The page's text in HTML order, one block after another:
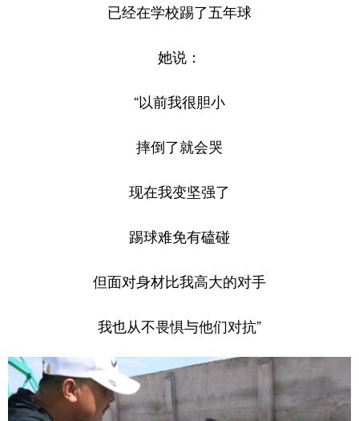
已经在学校踢了五年球
她说：
“以前我很胆小
摔倒了就会哭
现在我变坚强了
踢球难免有磕碰
但面对身材比我高大的对手
我也从不畏惧与他们对抗”